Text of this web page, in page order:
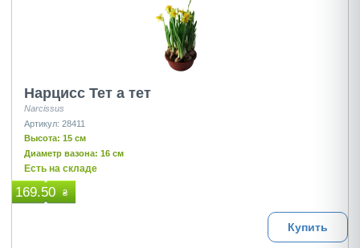
Нарцисс Тет а тет
Narcissus
Артикул: 28411
Высота: 15 см
Диаметр вазона: 16 см
Есть на складе
169.50 ₴
Купить